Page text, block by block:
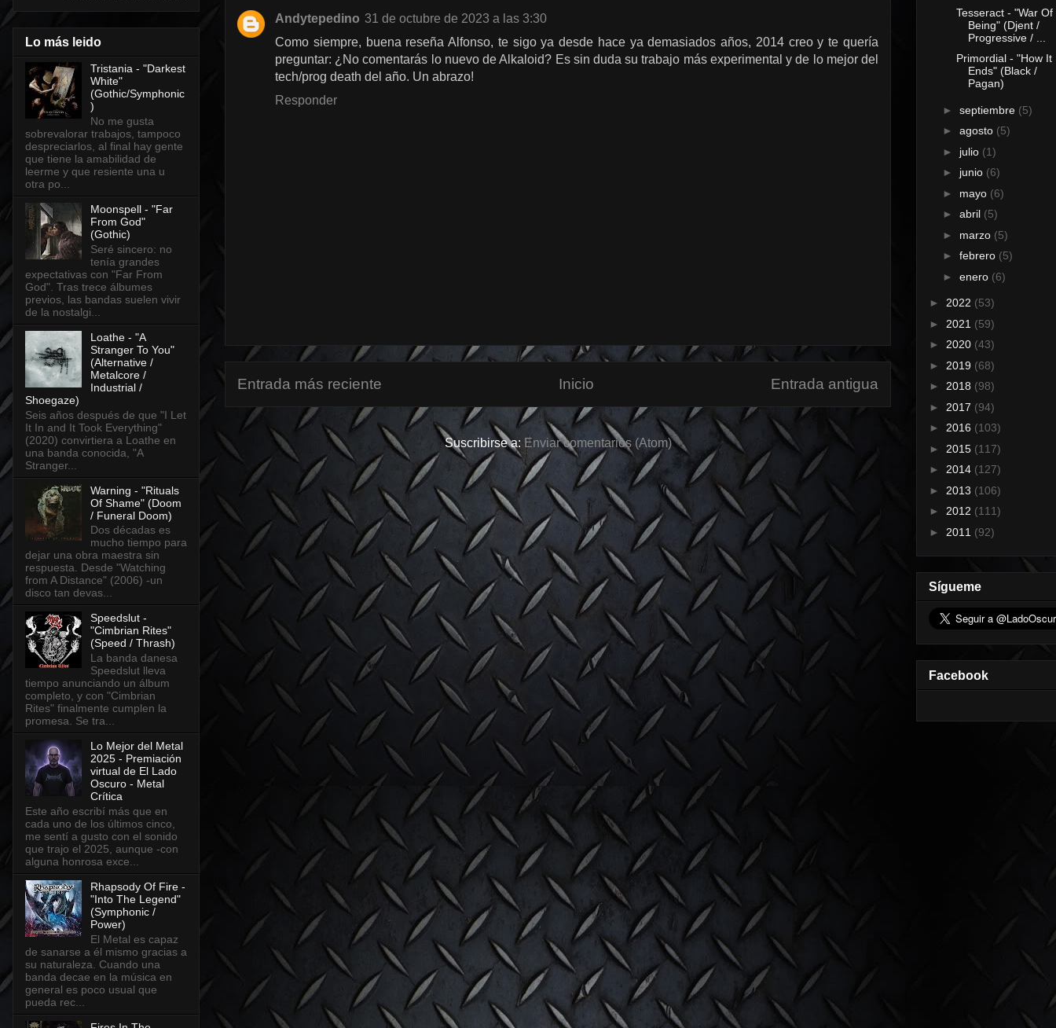
Andytepedino 31 de octubre de 2023 a las 3:30
Como siempre, buena reseña Alfonso, te sigo ya desde hace ya demasiados años, 2014 creo y te quería
preguntar: ¿No comentarás lo nuevo de Alkaloid? Es sin duda su trabajo más experimental y de lo mejor del
tech/prog death del año. Un abrazo!
Responder
Entrada más reciente Entrada antigua
Inicio
Suscribirse a: Enviar comentarios (Atom)
Lo más leido
Tristania - "Darkest
White"
(Gothic/Symphonic
)
No me gusta
sobrevalorar trabajos, tampoco
despreciarlos, al final hay gente
que tiene la amabilidad de
leerme y que resiente una u
otra po...
Moonspell - "Far
From God"
(Gothic)
Seré sincero: no
tenía grandes
expectativas con "Far From
God". Tras trece álbumes
previos, las bandas suelen vivir
de la nostalgi...
Loathe - "A
Stranger To You"
(Alternative /
Metalcore /
Industrial /
Shoegaze)
Seis años después de que "I Let
It In and It Took Everything"
(2020) convirtiera a Loathe en
una banda conocida, "A
Stranger...
Warning - "Rituals
Of Shame" (Doom
/ Funeral Doom)
Dos décadas es
mucho tiempo para
dejar una obra maestra sin
respuesta. Desde "Watching
from A Distance" (2006) -un
disco tan devas...
Speedslut -
"Cimbrian Rites"
(Speed / Thrash)
La banda danesa
Speedslut lleva
tiempo anunciando un álbum
completo, y con "Cimbrian
Rites" finalmente cumplen la
promesa. Se tra...
Lo Mejor del Metal
2025 - Premiación
virtual de El Lado
Oscuro - Metal
Crítica
Este año escribí más que en
cada uno de los últimos cinco,
me sentí a gusto con el sonido
que trajo el 2025, aunque -con
alguna honrosa exce...
Rhapsody Of Fire -
"Into The Legend"
(Symphonic /
Power)
El Metal es capaz
de sanarse a él mismo gracias a
su naturaleza. Cuando una
banda decae en la música en
general es poco usual que
pueda rec...
Tesseract - "War Of
Being" (Djent /
Progressive / ...
Primordial - "How It
Ends" (Black /
Pagan)
► septiembre (5)
► agosto (5)
► julio (1)
► junio (6)
► mayo (6)
► abril (5)
► marzo (5)
► febrero (5)
► enero (6)
► 2022 (53)
► 2021 (59)
► 2020 (43)
► 2019 (68)
► 2018 (98)
► 2017 (94)
► 2016 (103)
► 2015 (117)
► 2014 (127)
► 2013 (106)
► 2012 (111)
► 2011 (92)
Sígueme
Facebook